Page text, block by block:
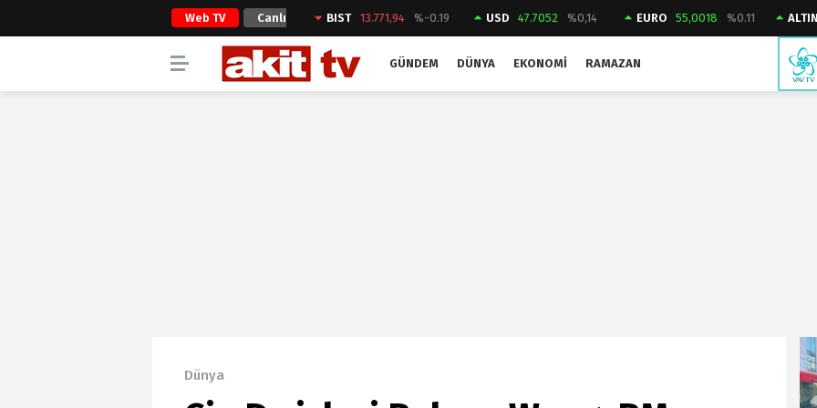
Web TV Canlı
Yayın
BIST 13.771,94 %-0.19 USD 47.7052 %0,14 EURO 55,0018 %0.11 ALTIN
GÜNDEM DÜNYA EKONOMI RAMAZAN
Dünya